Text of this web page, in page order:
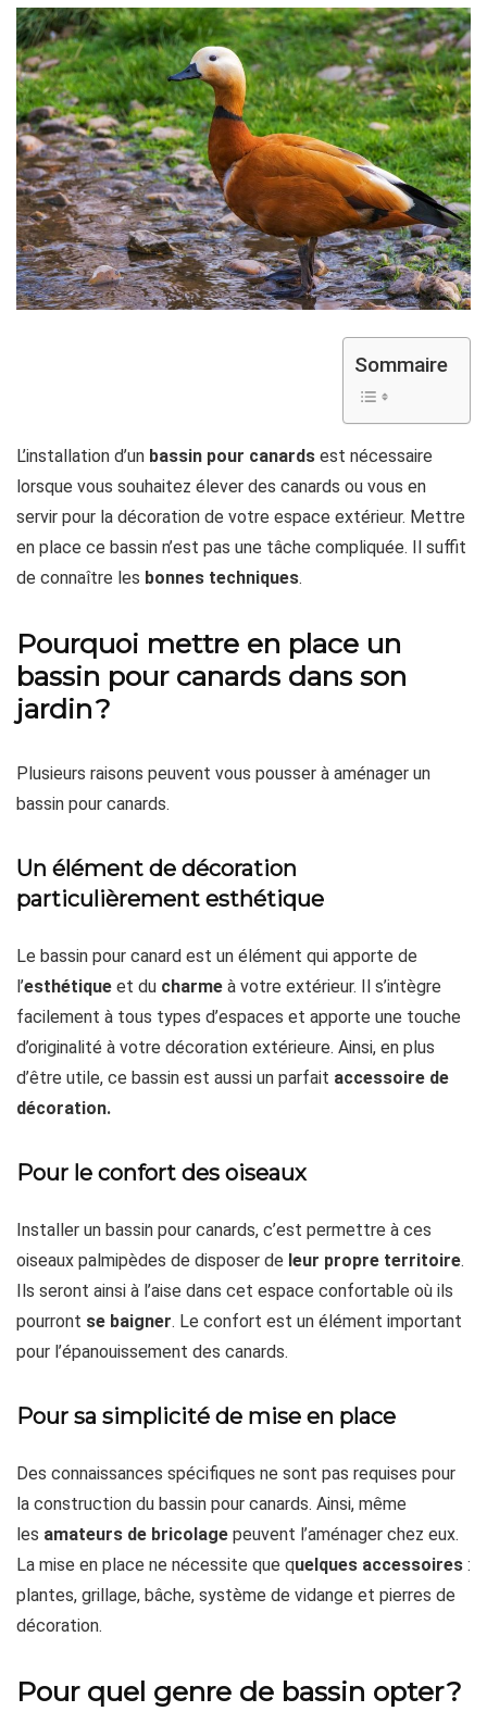
Sommaire
L’installation d’un bassin pour canards est nécessaire
lorsque vous souhaitez élever des canards ou vous en
servir pour la décoration de votre espace extérieur. Mettre
en place ce bassin n’est pas une tâche compliquée. Il suffit
de connaître les bonnes techniques.
Pourquoi mettre en place un
bassin pour canards dans son
jardin ?
Plusieurs raisons peuvent vous pousser à aménager un
bassin pour canards.
Un élément de décoration
particulièrement esthétique
Le bassin pour canard est un élément qui apporte de
l’esthétique et du charme à votre extérieur. Il s’intègre
facilement à tous types d’espaces et apporte une touche
d’originalité à votre décoration extérieure. Ainsi, en plus
d’être utile, ce bassin est aussi un parfait accessoire de
décoration.
Pour le confort des oiseaux
Installer un bassin pour canards, c’est permettre à ces
oiseaux palmipèdes de disposer de leur propre territoire.
Ils seront ainsi à l’aise dans cet espace confortable où ils
pourront se baigner. Le confort est un élément important
pour l’épanouissement des canards.
Pour sa simplicité de mise en place
Des connaissances spécifiques ne sont pas requises pour
la construction du bassin pour canards. Ainsi, même
les amateurs de bricolage peuvent l’aménager chez eux.
La mise en place ne nécessite que quelques accessoires :
plantes, grillage, bâche, système de vidange et pierres de
décoration.
Pour quel genre de bassin opter ?